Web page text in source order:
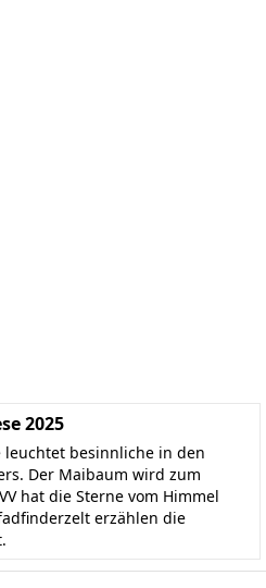
2025
leuchtet besinnliche in den
Der Maibaum wird zum
hat die Sterne vom Himmel
erzählen die